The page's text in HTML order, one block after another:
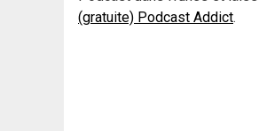
(gratuite) Podcast Addict.